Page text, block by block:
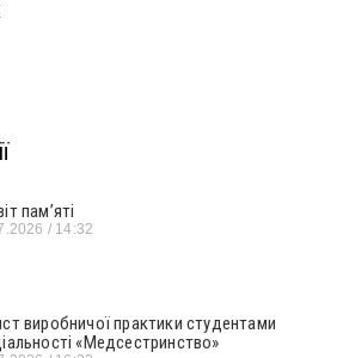
пам’яті
14:32
виробничої практики студентами
«Медсестринство»